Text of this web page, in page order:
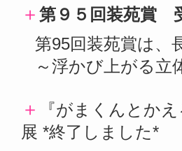
＋ 第９５回装苑賞
第95回装苑賞は、
～浮かび上がる立
＋
『がまくんとか
展 *終了しました*